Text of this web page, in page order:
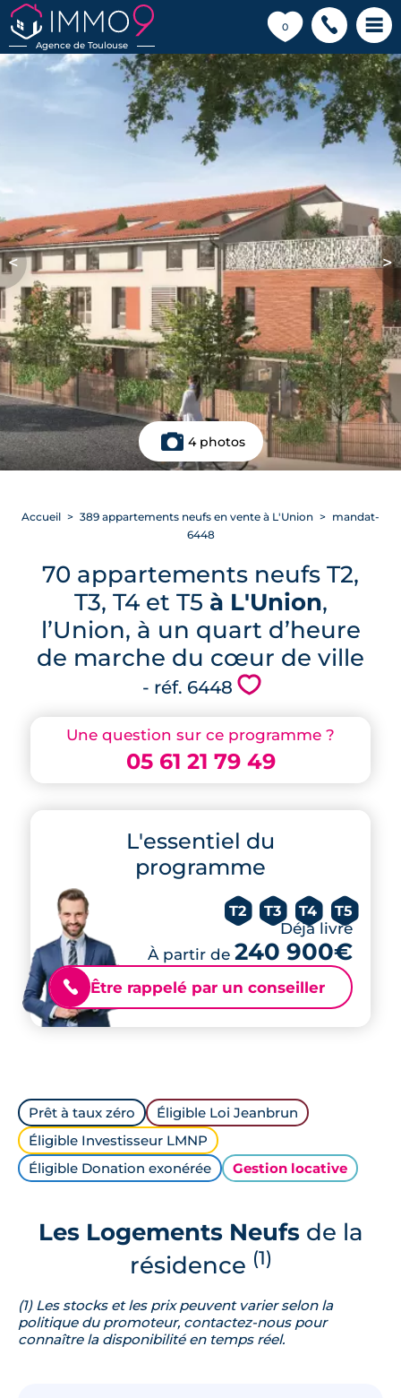
Agence de Toulouse
0
💗
< >
4 photos
Une question sur ce programme ?
05 61 21 79 49
L'essentiel du
programme
T2 T3 T4 T5
Déjà livré
À partir de 240 900€
📞 Être rappelé par un conseiller
Accueil 389 appartements neufs en vente à L'Union
mandat-
6448
70 appartements neufs T2,
T3, T4 et T5 à L'Union,
l’Union, à un quart d’heure
de marche du cœur de ville
- réf. 6448 💗
Prêt à taux zéro
Éligible Loi Jeanbrun
Éligible Investisseur LMNP
Éligible Donation exonérée
Gestion locative
Les Logements Neufsde la
résidence (1)
(1) Les stocks et les prix peuvent varier selon la
politique du promoteur, contactez-nous pour
connaître la disponibilité en temps réel.